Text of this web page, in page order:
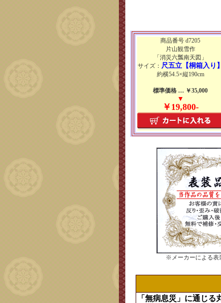
商品番号 d7205
片山観雪作
「消災六瓢南天図」
サイズ： 尺五立【桐箱入り
約横54.5×縦190cm
標準価格 … ￥35,000
▼
￥19,800-
※メーカーによる表
「無病息災」に通じ